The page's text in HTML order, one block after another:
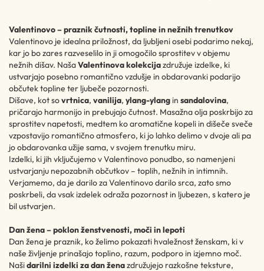
Valentinovo – praznik čutnosti, topline in nežnih trenutkov
Valentinovo je idealna priložnost, da ljubljeni osebi podarimo nekaj,
kar jo bo zares razveselilo in ji omogočilo sprostitev v objemu
nežnih dišav. NašaValentinova kolekcijazdružuje izdelke, ki
ustvarjajo posebno romantično vzdušje in obdarovanki podarijo
občutek topline ter ljubeče pozornosti.
Dišave, kot sovrtnica, vanilija, ylang-ylangin sandalovina,
pričarajo harmonijo in prebujajo čutnost. Masažna olja poskrbijo za
sprostitev napetosti, medtem ko aromatične kopeli in dišeče sveče
vzpostavijo romantično atmosfero, ki jo lahko delimo v dvoje ali pa
jo obdarovanka užije sama, v svojem trenutku miru.
Izdelki, ki jih vključujemo v Valentinovo ponudbo, so namenjeni
ustvarjanju nepozabnih občutkov – toplih, nežnih in intimnih.
Verjamemo, da je darilo za Valentinovo darilo srca, zato smo
poskrbeli, da vsak izdelek odraža pozornost in ljubezen, s katero je
bil ustvarjen.
Dan žena – poklon ženstvenosti, moči in lepoti
Dan žena je praznik, ko želimo pokazati hvaležnost ženskam, ki v
naše življenje prinašajo toplino, razum, podporo in izjemno moč.
Našidarilni izdelki za dan ženazdružujejo razkošne teksture,